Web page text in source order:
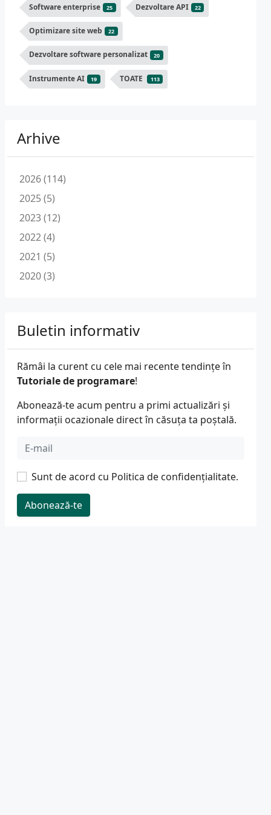
Software enterprise 25 Dezvoltare API 22
Optimizare site web 22
Dezvoltare software personalizat 20
Instrumente AI 19 TOATE 113
Arhive
2026 (114)
2025 (5)
2023 (12)
2022 (4)
2021 (5)
2020 (3)
Buletin informativ
Rămâi la curent cu cele mai recente tendințe în
Tutoriale de programare!
Abonează-te acum pentru a primi actualizări și
informații ocazionale direct în căsuța ta poștală.
Sunt de acord cu Politica de confidențialitate.
Abonează-te